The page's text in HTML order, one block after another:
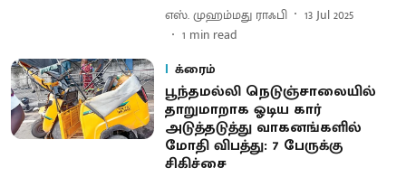
எஸ். முஹம்மது ராஃபி
13 Jul 2025
1 min read
க்ரைம்
பூந்தமல்லி நெடுஞ்சாலையில்
தாறுமாறாக ஓடிய கார்
அடுத்தடுத்து வாகனங்களில்
மோதி விபத்து: 7 பேருக்கு
சிகிச்சை